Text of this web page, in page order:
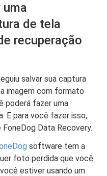
de tela
recuperação
salvar sua captura
imagem com formato
poderá fazer uma
E para você fazer isso,
Data Recovery.
software tem a
foto perdida que você
estiver usando um